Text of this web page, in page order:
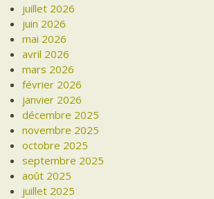
juillet 2026
juin 2026
mai 2026
avril 2026
mars 2026
février 2026
janvier 2026
décembre 2025
novembre 2025
octobre 2025
septembre 2025
août 2025
juillet 2025